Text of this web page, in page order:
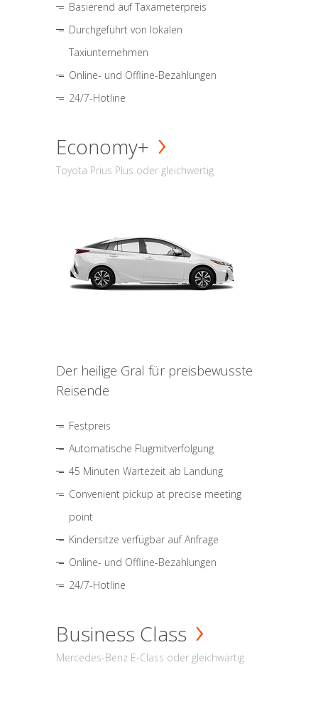
Basierend auf Taxameterpreis
Durchgeführt von lokalen
Taxiunternehmen
Online- und Offline-Bezahlungen
24/7-Hotline
Economy+
Toyota Prius Plus oder gleichwertig
Der heilige Gral für preisbewusste
Reisende
Festpreis
Automatische Flugmitverfolgung
45 Minuten Wartezeit ab Landung
Convenient pickup at precise meeting
point
Kindersitze verfügbar auf Anfrage
Online- und Offline-Bezahlungen
24/7-Hotline
Business Class
Mercedes-Benz E-Class oder gleichwärtig